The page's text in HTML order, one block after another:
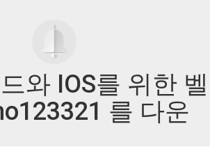
와 IOS를 위한 벨
를 다운